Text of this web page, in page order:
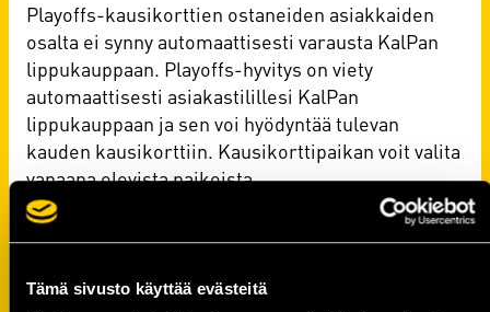
Tämä sivusto käyttää evästeitä
Playoffs-kausikorttien ostaneiden asiakkaiden
osalta ei synny automaattisesti varausta KalPan
lippukauppaan. Playoffs-hyvitys on viety
automaattisesti asiakastilillesi KalPan
lippukauppaan ja sen voi hyödyntää tulevan
kauden kausikorttiin. Kausikorttipaikan voit valita
vapaana olevista paikoista.
Mikäli et hyödynnä playoffs-hyvitystä uuteen
kausikorttiin, voit hyödyntää hyvityksen valintasi
mukaan kauden 2026–2027 lahjavouchereihin,